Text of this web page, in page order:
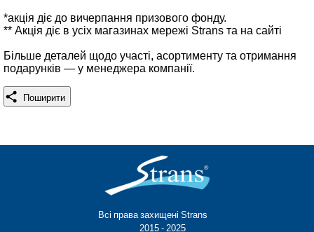
*акція діє до вичерпання призового фонду.
** Акція діє в усіх магазинах мережі Strans та на сайті
Більше деталей щодо участі, асортименту та отримання
подарунків — у менеджера компанії.
Поширити
Всі права захищені Strans®
© 2015 - 2025